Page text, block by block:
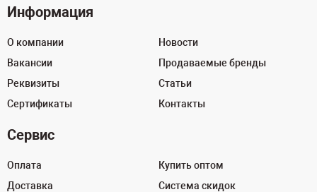
Информация
О компании
Вакансии
Реквизиты
Сертификаты
Новости
Продаваемые бренды
Статьи
Контакты
Сервис
Оплата
Доставка
Купить оптом
Система скидок